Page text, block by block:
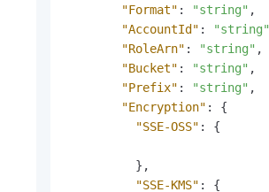
"Format" : "string" ,
"AccountId" : "string"
"RoleArn" : "string" ,
"Bucket" : "string" ,
"Prefix" : "string" ,
"Encryption" :
{
"SSE-OSS" : {
} ,
"SSE-KMS" :
{